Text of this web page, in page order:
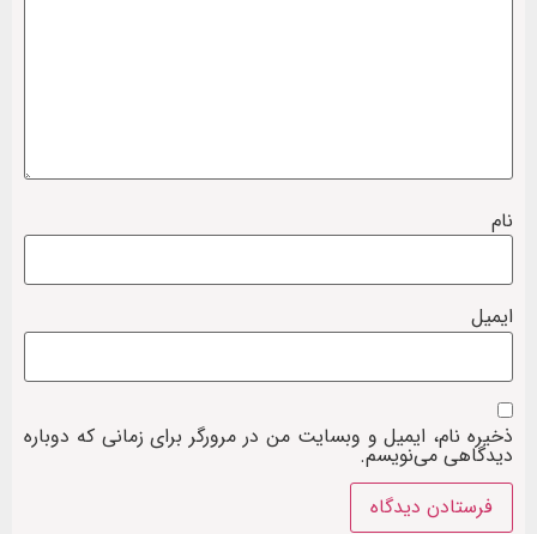
نام
ایمیل
ذخیره نام، ایمیل و وبسایت من در مرورگر برای زمانی که دوباره
دیدگاهی می‌نویسم.